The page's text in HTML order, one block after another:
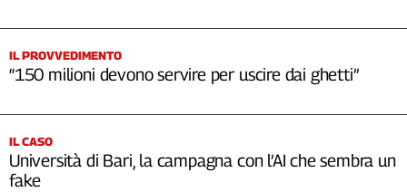
IL PROVVEDIMENTO
“150 milioni devono servire per uscire dai ghetti”
IL CASO
Università di Bari, la campagna con l’AI che sembra un
fake